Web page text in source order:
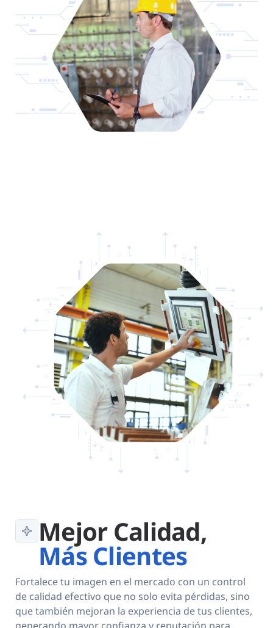
Mejor Calidad,
Más Clientes
Fortalece tu imagen en el mercado con un control
de calidad efectivo que no solo evita pérdidas, sino
que también mejoran la experiencia de tus clientes,